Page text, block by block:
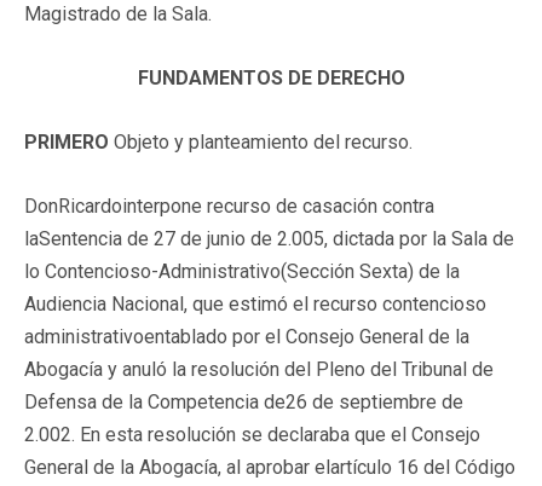
Magistrado de la Sala.
FUNDAMENTOS DE DERECHO
PRIMERO Objeto y planteamiento del recurso.
DonRicardointerpone recurso de casación contra
laSentencia de 27 de junio de 2.005, dictada por la Sala de
lo Contencioso-Administrativo(Sección Sexta) de la
Audiencia Nacional, que estimó el recurso contencioso
administrativoentablado por el Consejo General de la
Abogacía y anuló la resolución del Pleno del Tribunal de
Defensa de la Competencia de26 de septiembre de
2.002. En esta resolución se declaraba que el Consejo
General de la Abogacía, al aprobar elartículo 16 del Código